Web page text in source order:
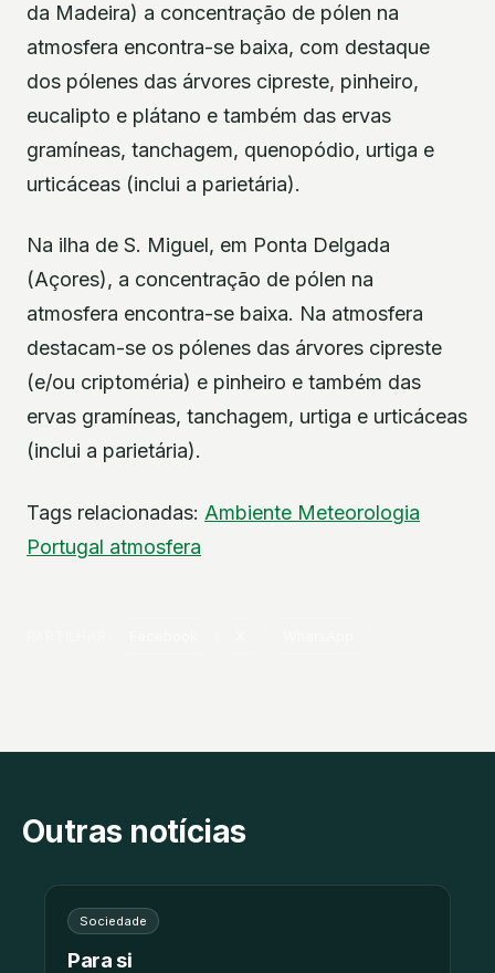
da Madeira) a concentração de pólen na
atmosfera encontra-se baixa, com destaque
dos pólenes das árvores cipreste, pinheiro,
eucalipto e plátano e também das ervas
gramíneas, tanchagem, quenopódio, urtiga e
urticáceas (inclui a parietária).
Na ilha de S. Miguel, em Ponta Delgada
(Açores), a concentração de pólen na
atmosfera encontra-se baixa. Na atmosfera
destacam-se os pólenes das árvores cipreste
(e/ou criptoméria) e pinheiro e também das
ervas gramíneas, tanchagem, urtiga e urticáceas
(inclui a parietária).
Tags relacionadas: Ambiente Meteorologia
Portugal atmosfera
Outras notícias
Sociedade
Para si